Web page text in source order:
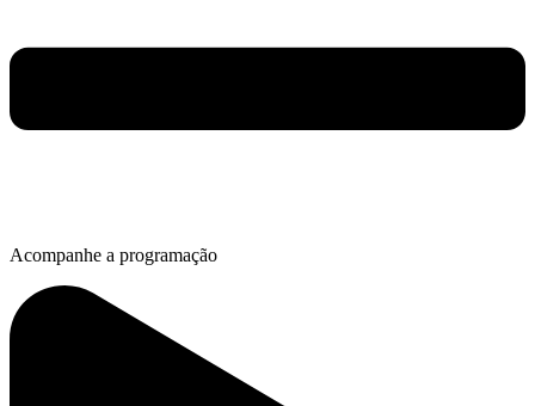
Acompanhe a programação